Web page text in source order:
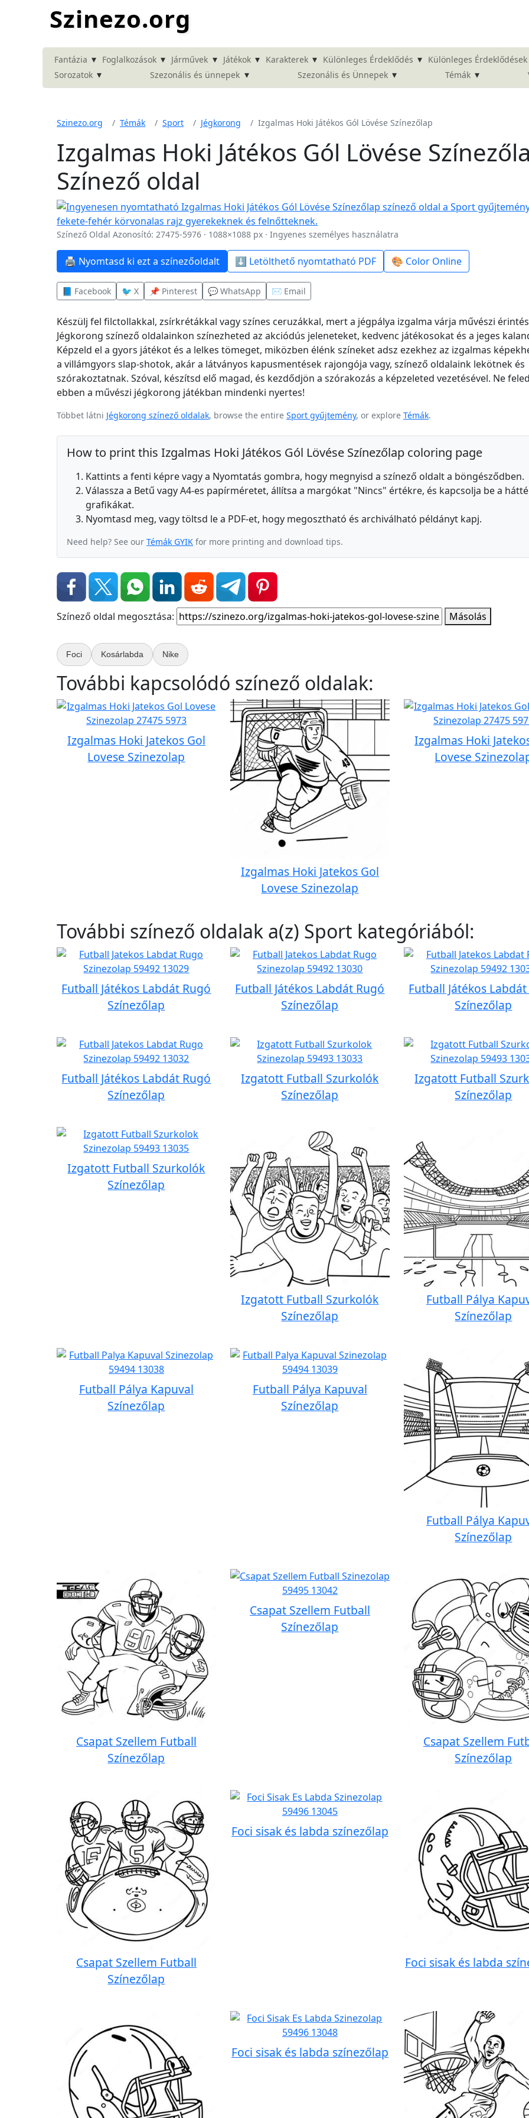
Szinezo.org
Fantázia ▾ Foglalkozások ▾ Járművek ▾ Játékok ▾ Karakterek ▾ Különleges Érdeklődés ▾ Különleges Érdeklődések
Sorozatok ▾ Szezonális és ünnepek ▾ Szezonális és Ünnepek ▾ Témák ▾
Szinezo.org Témák Sport Jégkorong Izgalmas Hoki Játékos Gól Lövése Színezőlap
Izgalmas Hoki Játékos Gól Lövése
Színező oldal
Színező Oldal Azonosító: 27475-5976 · 1088×1088 px · Ingyenes személyes használatra
🖨️ Nyomtasd ki ezt a színezőoldalt ⬇️ Letölthető nyomtatható PDF 🎨 Color Online
📘 Facebook 🐦 X 📌 Pinterest 💬 WhatsApp ✉️ Email
Készülj fel filctollakkal, zsírkrétákkal vagy színes ceruzákkal, mert a jégpálya izgalma várja művészi
Jégkorong színező oldalainkon színezheted az akciódús jeleneteket, kedvenc játékosokat és a jeges
Képzeld el a gyors játékot és a lelkes tömeget, miközben élénk színeket adsz ezekhez az izgalmas
a villámgyors slap-shotok, akár a látványos kapusmentések rajongója vagy, színező oldalaink lekötnek és
szórakoztatnak. Szóval, készítsd elő magad, és kezdődjön a szórakozás a képzeleted vezetésével. Ne
ebben a művészi jégkorong játékban mindenki nyertes!
Többet látni Jégkorong színező oldalak, browse the entire Sport gyűjtemény, or explore Témák.
How to print this Izgalmas Hoki Játékos Gól Lövése Színezőlap coloring page
Kattints a fenti képre vagy a Nyomtatás gombra, hogy megnyisd a színező oldalt a böngésződben.
Válassza a Betű vagy A4-es papírméretet, állítsa a margókat "Nincs" értékre, és kapcsolja be a
grafikákat.
Nyomtasd meg, vagy töltsd le a PDF-et, hogy megosztható és archiválható példányt kapj.
Need help? See our Témák GYIK for more printing and download tips.
Színező oldal megosztása: Másolás
Foci Kosárlabda Nike
További kapcsolódó színező oldalak:
Izgalmas Hoki Jatekos Gol
Lovese Szinezolap
Izgalmas Hoki Jatekos Gol
Lovese Szinezolap
Izgalmas Hoki
Lovese
További színező oldalak a(z) Sport kategóriából:
Futball Játékos Labdát Rugó
Színezőlap
Futball Játékos Labdát Rugó
Színezőlap
Futball Játékos
Színezőlap
Futball Játékos Labdát Rugó
Színezőlap
Izgatott Futball Szurkolók
Színezőlap
Izgatott Futball
Színezőlap
Izgatott Futball Szurkolók
Színezőlap
Izgatott Futball Szurkolók
Színezőlap
Futball Pálya
Színezőlap
Futball Pálya Kapuval
Színezőlap
Futball Pálya Kapuval
Színezőlap
Futball Pálya
Színezőlap
Csapat Szellem Futball
Színezőlap
Csapat Szellem Futball
Színezőlap
Csapat Szellem
Színezőlap
Csapat Szellem Futball
Színezőlap
Foci sisak és labda színezőlap
Foci sisak és labda
Foci sisak és labda színezőlap